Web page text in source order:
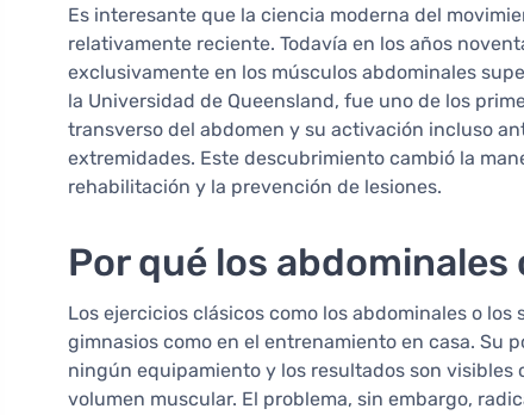
Es interesante que la ciencia moderna del
relativamente reciente. Todavía en los años
exclusivamente en los músculos abdominales
la Universidad de Queensland, fue uno de los
transverso del abdomen y su activación incluso
extremidades. Este descubrimiento cambió la
rehabilitación y la prevención de lesiones.
Por qué los
Los ejercicios clásicos como los abdominales o
gimnasios como en el entrenamiento en casa. Su
ningún equipamiento y los resultados son visibles
volumen muscular. El problema, sin embargo,